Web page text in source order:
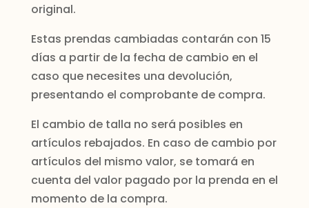
original.
Estas prendas cambiadas contarán con 15
días a partir de la fecha de cambio en el
caso que necesites una devolución,
presentando el comprobante de compra.
El cambio de talla no será posibles en
artículos rebajados. En caso de cambio por
artículos del mismo valor, se tomará en
cuenta del valor pagado por la prenda en el
momento de la compra.